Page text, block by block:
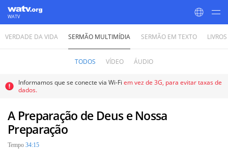
WATV
World Mission Society Church of God
VERDADE DA VIDA SERMÃO MULTIMÍDIA SERMÃO EM TEXTO
TODOS VÍDEO ÁUDIO
Informamos que se conecte via Wi-Fi em vez de 3G, para evitar taxas de
dados.
A Preparação de Deus e Nossa
Preparação
Tempo 34:15